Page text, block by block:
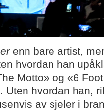
enn bare artist,
hvordan han
Motto» og «6
Uten hvordan han,
av sjeler i